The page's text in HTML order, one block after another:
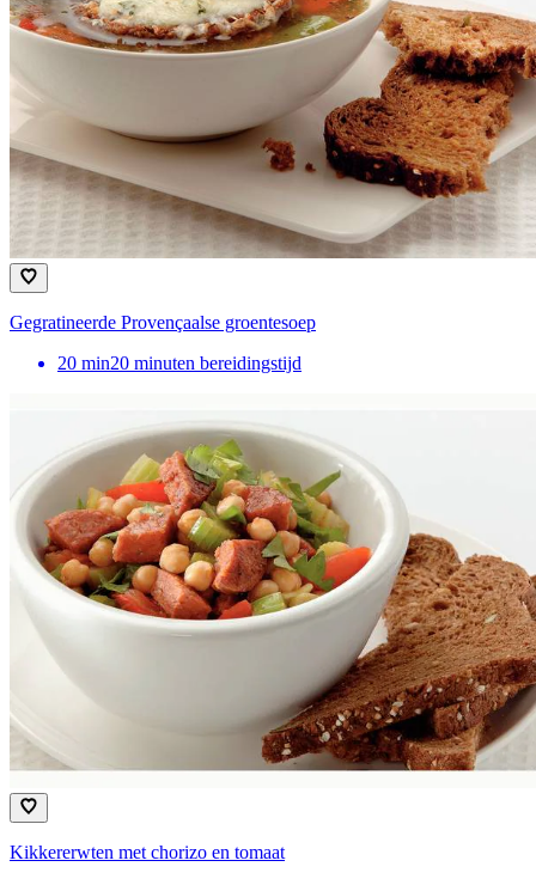
Gegratineerde Provençaalse groentesoep
20 min20 minuten bereidingstijd
Kikkererwten met chorizo en tomaat